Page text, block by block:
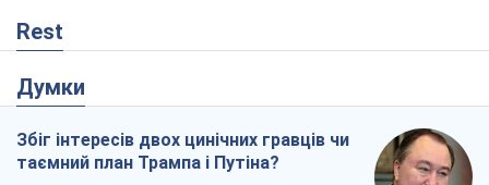
Rest
Думки
Збіг інтересів двох цинічних гравців чи
таємний план Трампа і Путіна?